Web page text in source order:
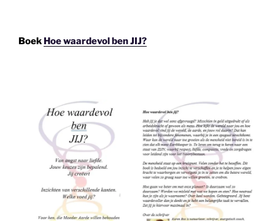
Boek Hoe waardevol ben JIJ?